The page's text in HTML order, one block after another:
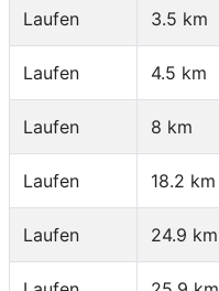
Laufen 3.5 km
Laufen 4.5 km
Laufen 8 km
Laufen 18.2 km
Laufen 24.9 km